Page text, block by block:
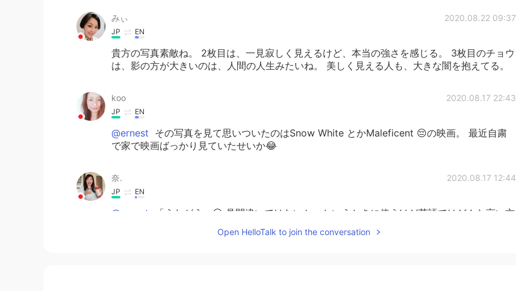
みぃ 2020.08.22 09:37
JP EN
貴方の写真素敵ね。 2枚目は、一見寂しく見えるけど、本当の強さを感じる。 3枚目のチョウ
は、影の方が大きいのは、人間の人生みたいね。 美しく見える人も、大きな闇を抱えてる。
koo 2020.08.17 22:43
JP EN
@ernest その写真を見て思いついたのはSnow White とかMaleficent 😔の映画。 最近自粛
で家で映画ばっかり見ていたせいか😂
奈. 2020.08.17 12:44
JP EN
@ernest
「うたがう」😃 見間違いではないか、というときに使うけど英語ではどんな言い方
信じられない時とかに使う😉
Open HelloTalk to join the conversation